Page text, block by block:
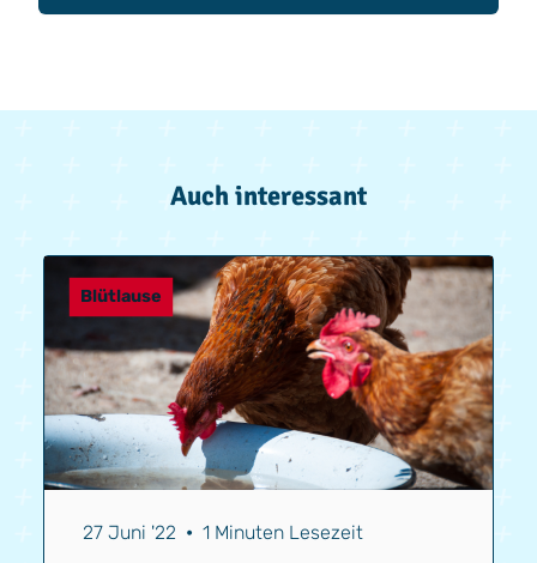
Auch interessant
Blütlause
27 Juni '22 • 1 Minuten Lesezeit